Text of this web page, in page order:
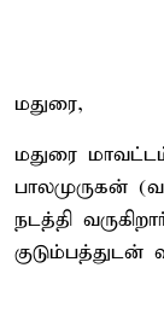
மதுரை,
மதுரை
பாலமுருகன்
நடத்தி
குடும்பத்துடன்